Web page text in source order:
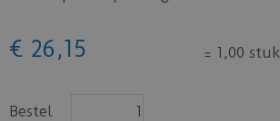
€ 26 ,15 = 1,00 stuk
Bestel